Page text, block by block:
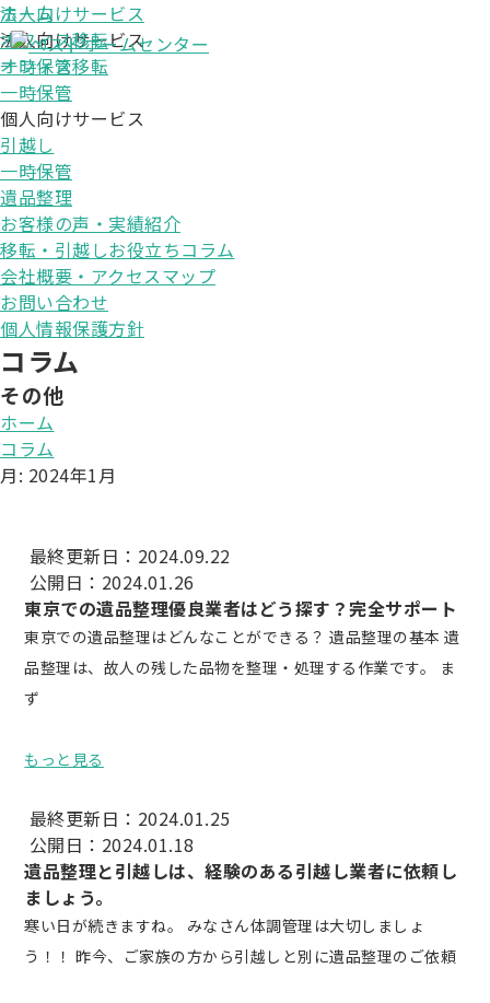
法人向けサービス
オフィス移転
一時保管
個人向けサービス
引越し
一時保管
遺品整理
お客様の声・実績紹介
移転・引越しお役立ちコラム
会社概要・アクセスマップ
ホーム
法人向けサービス
オフィス移転
一時保管
個人向けサービス
引越し
一時保管
遺品整理
お客様の声・実績紹介
移転・引越しお役立ちコラム
会社概要・アクセスマップ
お問い合わせ
個人情報保護方針
コラム
その他
ホーム
コラム
月: 2024年1月
最終更新日：2024.09.22
公開日：2024.01.26
東京での遺品整理優良業者はどう探す？完全サポート
東京での遺品整理はどんなことができる？ 遺品整理の基本 遺
品整理は、故人の残した品物を整理・処理する作業です。 ま
ず
もっと見る
最終更新日：2024.01.25
公開日：2024.01.18
遺品整理と引越しは、経験のある引越し業者に依頼し
ましょう。
寒い日が続きますね。 みなさん体調管理は大切しましょ
う！！ 昨今、ご家族の方から引越しと別に遺品整理のご依頼